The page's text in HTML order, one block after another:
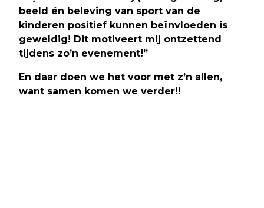
beeld én beleving van sport van de
kinderen positief kunnen beïnvloeden is
geweldig! Dit motiveert mij ontzettend
tijdens zo’n evenement!”
En daar doen we het voor met z’n allen,
want samen komen we verder!!